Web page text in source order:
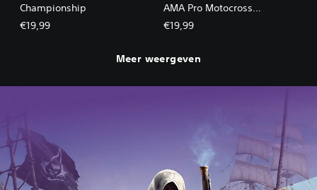
Championship
€19,99
AMA Pro Motocross
Championship
€19,99
Meer weergeven